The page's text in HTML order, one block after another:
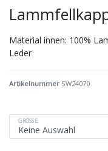
Material innen: 100%
Leder
Artikelnummer SW24070
GRÖSSE